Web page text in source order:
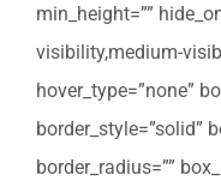
min_height=””
visibility,medium-
hover_type=”none”
border_style=”solid”
border_radius=””